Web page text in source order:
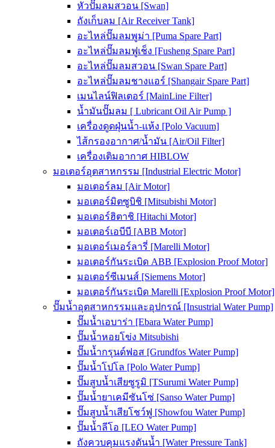
หัวปั๊มลมสวอน [Swan]
ถังเก็บลม [Air Receiver Tank]
อะไหล่ปั๊มลมพูม่า [Puma Spare Part]
อะไหล่ปั๊มลมฟูเช็ง [Fusheng Spare Part]
อะไหล่ปั๊มลมสวอน [Swan Spare Part]
อะไหล่ปั๊มลมชางแอร์ [Shangair Spare Part]
เมนไลน์ฟิลเตอร์ [MainLine Filter]
น้ำมันปั๊มลม [ Lubricant Oil Air Pump ]
เครื่องดูดฝุ่นน้ำ-แห้ง [Polo Vacuum]
ไส้กรองอากาศ/น้ำมัน [Air/Oil Filter]
เครื่องเติมอากาศ HIBLOW
มอเตอร์อุตสาหกรรม [Industrial Electric Motor]
มอเตอร์ลม [Air Motor]
มอเตอร์มิตซูบิชิ [Mitsubishi Motor]
มอเตอร์ฮิตาชิ [Hitachi Motor]
มอเตอร์เอบีบี [ABB Motor]
มอเตอร์เมอร์ลารี่ [Marelli Motor]
มอเตอร์กันระเบิด ABB [Explosion Proof Motor]
มอเตอร์ซีเมนส์ [Siemens Motor]
มอเตอร์กันระเบิด Marelli [Explosion Proof Motor]
ปั๊มน้ำอุตสาหกรรมและอุปกรณ์ [Insustrial Water Pump]
ปั๊มน้ำเอบาร่า [Ebara Water Pump]
ปั๊มน้ำหอยโข่ง Mitsubishi
ปั๊มน้ำกรุนด์ฟอส [Grundfos Water Pump]
ปั๊มน้ำโปโล [Polo Water Pump]
ปั๊มสูบน้ำเสียซูรูมิ [TSurumi Water Pump]
ปั๊มน้ำยาเคมีซันโซ่ [Sanso Water Pump]
ปั๊มสูบน้ำเสียโชว์ฟู [Showfou Water Pump]
ปั๊มน้ำลีโอ [LEO Water Pump]
ถังควบคุมแรงดันน้ำ [Water Pressure Tank]